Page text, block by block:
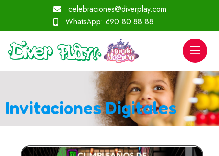
celebraciones@diverplay.com
WhatsApp: 690 80 88 88
Invitaciones Digitales